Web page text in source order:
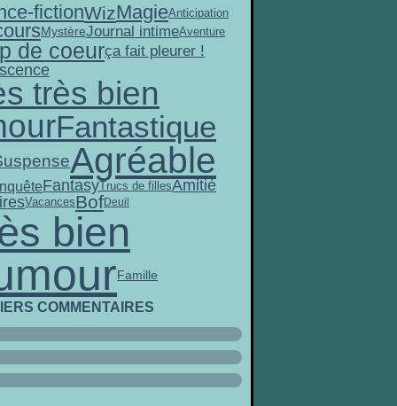
fictionWizMagieAnticipation
MystèreJournal intimeAventure
de coeurça fait pleurer !
très bien
Fantastique
Agréable
FantasyTrucs de fillesAmitié
VacancesBofDeuil
bien
Famille
COMMENTAIRES